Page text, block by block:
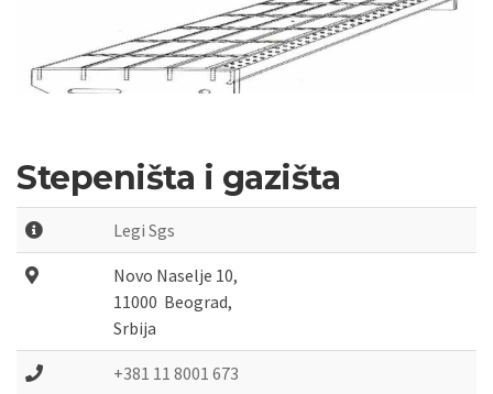
Stepeništa i gazišta
Legi Sgs
Novo Naselje 10,
11000  Beograd,
Srbija
+381 11 8001 673